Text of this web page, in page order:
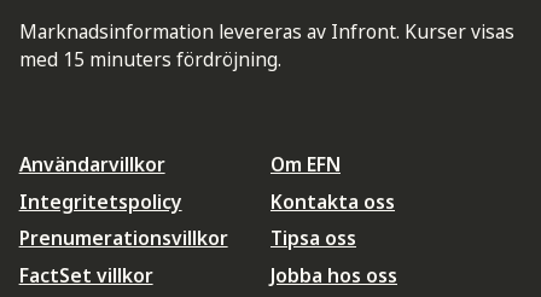
Marknadsinformation levereras av Infront. Kurser visas
med 15 minuters fördröjning.
Användarvillkor
Integritetspolicy
Prenumerationsvillkor
FactSet villkor
Om EFN
Kontakta oss
Tipsa oss
Jobba hos oss